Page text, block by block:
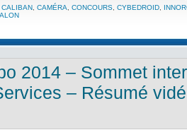
CALIBAN CAMÉRA CONCOURS CYBEDROID
2014 – Sommet
– Résumé